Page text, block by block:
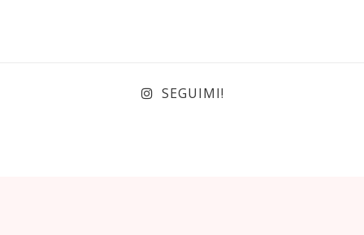
SEGUIMI!